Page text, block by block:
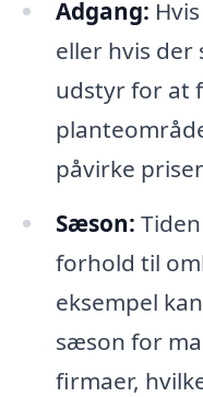
Adgang:
eller hvis
udstyr for at
påvirke
Sæson:
forhold til
eksempel
sæson for
firmaer,